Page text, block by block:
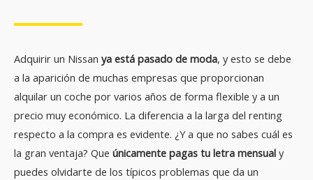
Adquirir un Nissan ya está pasado de moda, y esto se debe
a la aparición de muchas empresas que proporcionan
alquilar un coche por varios años de forma flexible y a un
precio muy económico. La diferencia a la larga del renting
respecto a la compra es evidente. ¿Y a que no sabes cuál es
la gran ventaja? Que únicamente pagas tu letra mensual y
puedes olvidarte de los típicos problemas que da un